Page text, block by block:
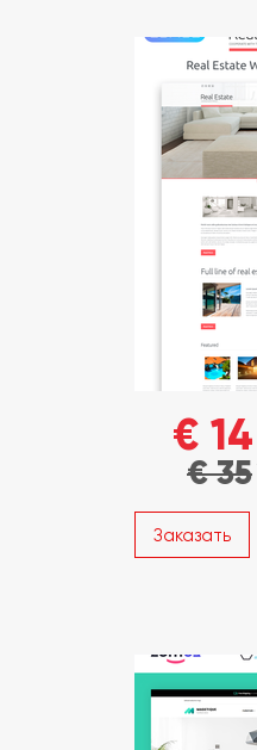
€ 14
€ 35
Заказать